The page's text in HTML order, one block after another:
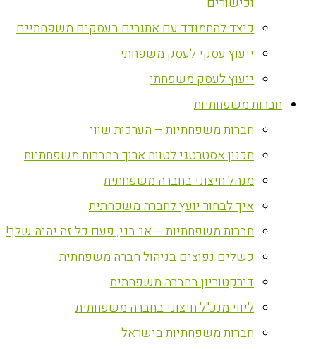
כיצד להתמודד עם אתגרים בעסקים משפחתיים
ייעוץ עסקי לעסק משפחתי
ייעוץ לעסק משפחתי
חברות משפחתיות
חברות משפחתיות – הערכות שווי
תכנון אסטרטגי לטווח ארוך בחברות משפחתיות
מנהל חיצוני בחברה משפחתית
איך לבחור יועץ לחברה משפחתית
חברות משפחתיות – או: בני, פעם כל זה יהיה שלך!
כשלים נפוצים בניהול חברה משפחתית
דירקטוריון בחברה משפחתית
ליווי מנכ"ל חיצוני בחברה משפחתית
חברות משפחתיות בישראל